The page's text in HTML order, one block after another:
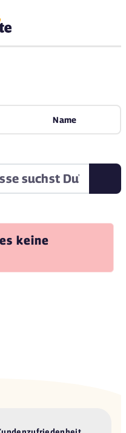
Name
keine